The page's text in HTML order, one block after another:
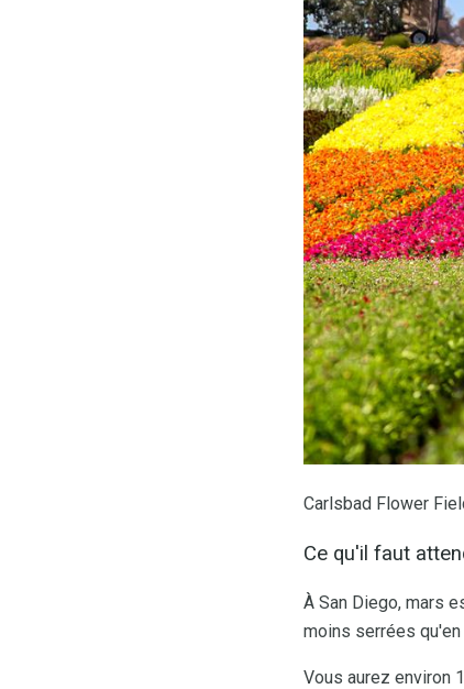
Carlsbad Flower
Ce qu'il faut
À San Diego, mars
moins serrées qu'en
Vous aurez environ